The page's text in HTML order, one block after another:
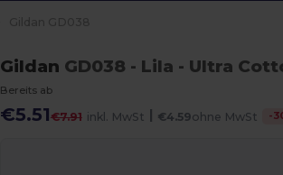
Gildan GD038 - Lila - Ultra
Bereits ab
€5.51€7.91 inkl. MwSt | €4.59ohne MwSt -